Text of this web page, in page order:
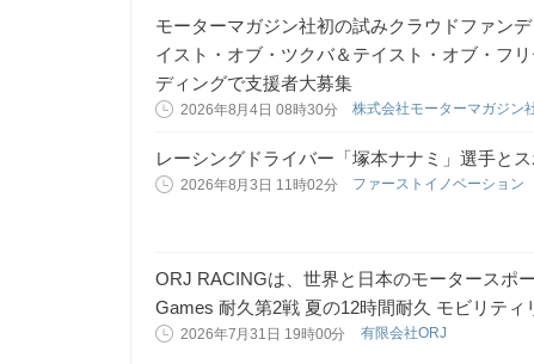
モーターマガジン社初の試みクラウドファン
イスト・オブ・ツクバ＆テイスト・オブ・フ
ディングで支援者大募集
2026年8月4日 08時30分 株式会社モーターマガジン
レーシングドライバー「塚本ナナミ」選手と
2026年8月3日 11時02分 ファーストイノベーション
ORJ RACINGは、世界と日本のモータースポ
Games 耐久第2戦 夏の12時間耐久 モビリティ
2026年7月31日 19時00分 有限会社ORJ